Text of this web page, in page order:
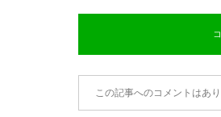
この記事へのコメントはあり